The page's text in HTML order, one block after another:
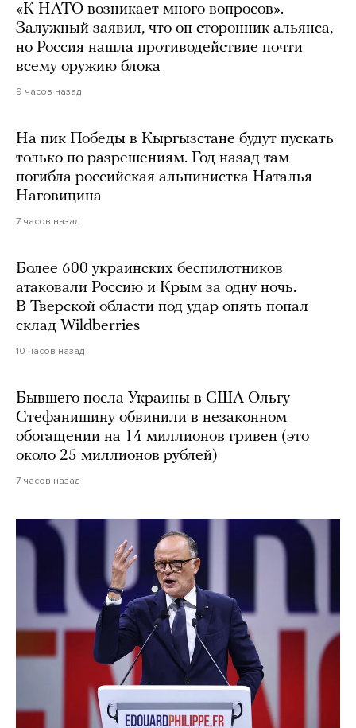
«К НАТО возникает много вопросов».
Залужный заявил, что он сторонник альянса,
но Россия нашла противодействие почти
всему оружию блока
9 часов назад
На пик Победы в Кыргызстане будут пускать
только по разрешениям. Год назад там
погибла российская альпинистка Наталья
Наговицина
7 часов назад
Более 600 украинских беспилотников
атаковали Россию и Крым за одну ночь.
В Тверской области под удар опять попал
склад Wildberries
10 часов назад
Бывшего посла Украины в США Ольгу
Стефанишину обвинили в незаконном
обогащении на 14 миллионов гривен (это
около 25 миллионов рублей)
7 часов назад